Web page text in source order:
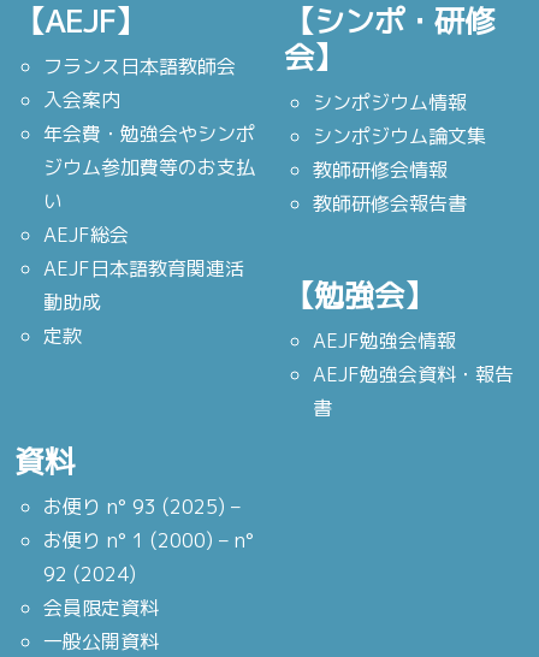
【AEJF】
フランス日本語教師会
入会案内
年会費・勉強会やシンポ
ジウム参加費等のお支払
い
AEJF総会
AEJF日本語教育関連活
動助成
定款
【シンポ・研修
会】
シンポジウム情報
シンポジウム論文集
教師研修会情報
教師研修会報告書
【勉強会】
AEJF勉強会情報
AEJF勉強会資料・報告
書
資料
お便り n° 93 (2025) –
お便り n° 1 (2000) – n°
92 (2024)
会員限定資料
一般公開資料